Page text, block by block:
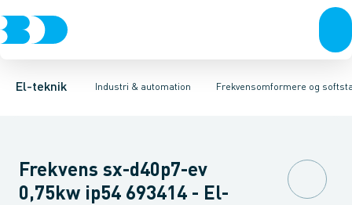
El-teknik Industri & automation
Afbrydere, stikkontakter & lampeudtagForgreningsmateriel
Frekvensomformere og
Industristiksystemer Frekvensomformere og softstartere
Frekvensomformer =˂1 kVFilter for lavspændingSoft Starter
Frekvens sx-d40p7-ev
0,75kw ip54 693414 - El-